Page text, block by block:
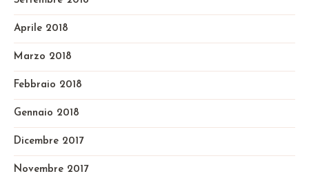
Aprile 2018
Marzo 2018
Febbraio 2018
Gennaio 2018
Dicembre 2017
Novembre 2017